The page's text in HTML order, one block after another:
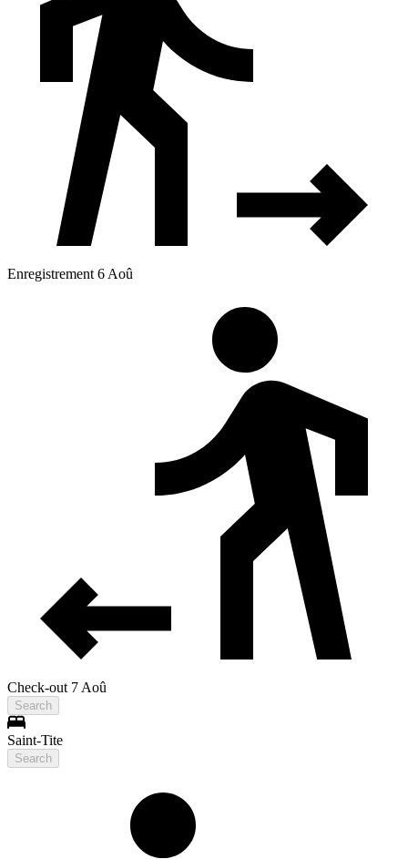
Enregistrement 6 Aoû
Check-out 7 Aoû
Search
Saint-Tite
Search